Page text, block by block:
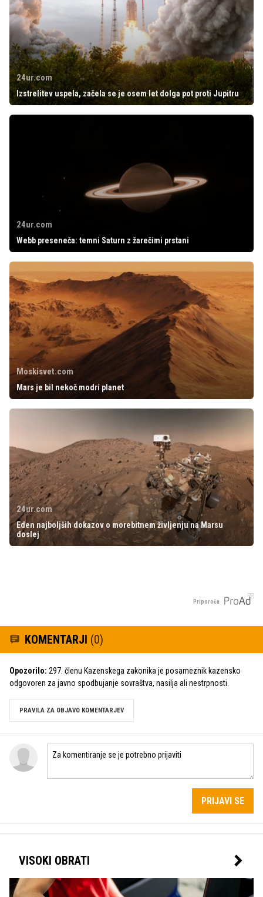
24ur.com
Izstrelitev uspela, začela se je osem let dolga pot proti Jupitru
24ur.com
Webb preseneča: temni Saturn z žarečimi prstani
Moskisvet.com
Mars je bil nekoč modri planet
24ur.com
Eden najboljših dokazov o morebitnem življenju na Marsu
doslej
Priporoča
KOMENTARJI (0)
Opozorilo: 297. členu Kazenskega zakonika je posameznik kazensko
odgovoren za javno spodbujanje sovraštva, nasilja ali nestrpnosti.
PRAVILA ZA OBJAVO KOMENTARJEV
PRIJAVI SE
VISOKI OBRATI